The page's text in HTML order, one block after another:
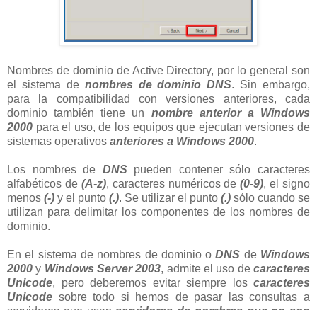
Nombres de dominio de Active Directory, por lo general son
el sistema de nombres de dominio DNS. Sin embargo,
para la compatibilidad con versiones anteriores, cada
dominio también tiene un nombre anterior a Windows
2000 para el uso, de los equipos que ejecutan versiones de
sistemas operativos anteriores a Windows 2000.
Los nombres de DNSpueden contener sólo caracteres
alfabéticos de(A-z), caracteres numéricos de(0-9), el signo
menos (-) y el punto (.). Se utilizar el punto (.) sólo cuando se
utilizan para delimitar los componentes de los nombres de
dominio.
En el sistema de nombres de dominio oDNS de Windows
2000 y Windows Server 2003, admite el uso decaracteres
Unicode, pero deberemos evitar siempre los caracteres
Unicode sobre todo si hemos de pasar las consultas a